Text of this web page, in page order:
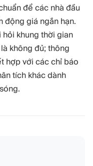
để các nhà đầu
giá ngắn hạn.
khung thời gian
không đủ; thông
hợp với các chỉ báo
tích khác dành